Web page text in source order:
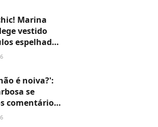
Marina
vestido
espelhado
2026; veja
é noiva?':
se
comentário
com